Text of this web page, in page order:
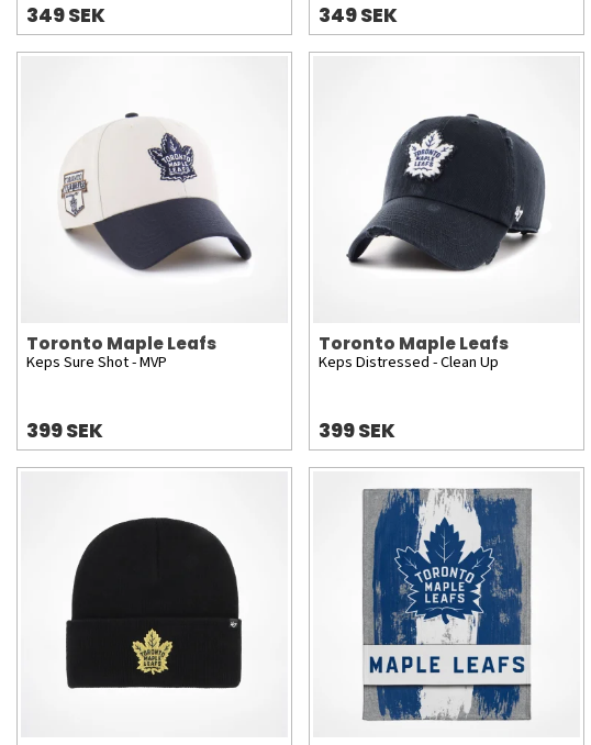
349 SEK 349 SEK
Toronto Maple Leafs
Keps Sure Shot - MVP
399 SEK
Toronto Maple Leafs
Keps Distressed - Clean Up
399 SEK